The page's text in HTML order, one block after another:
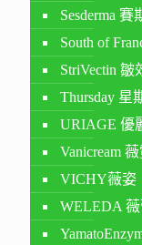
Sesderma 賽
South of
StriVectin 皺
Thursday 星
URIAGE 優
Vanicream
VICHY薇姿
WELEDA